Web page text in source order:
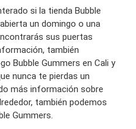
si la tienda Bubble
un domingo o una
sus puertas
también
Bubble Gummers en Cali y
nunca te pierdas un
más información sobre
también podemos
Gummers.